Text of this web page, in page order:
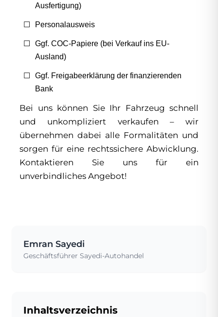
Ausfertigung)
Personalausweis
Ggf. COC-Papiere (bei Verkauf ins EU-
Ausland)
Ggf. Freigabeerklärung der finanzierenden
Bank
Bei uns können Sie Ihr Fahrzeug schnell
und unkompliziert verkaufen – wir
übernehmen dabei alle Formalitäten und
sorgen für eine rechtssichere Abwicklung.
Kontaktieren Sie uns für ein
unverbindliches Angebot!
Emran Sayedi
Geschäftsführer Sayedi-Autohandel
Inhaltsverzeichnis